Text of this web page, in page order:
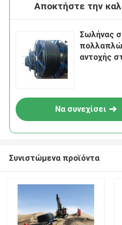
Αποκτήστε την
Σωλήνας
αντοχής
Να συνεχίσει
Συνιστώμενα προϊόντα